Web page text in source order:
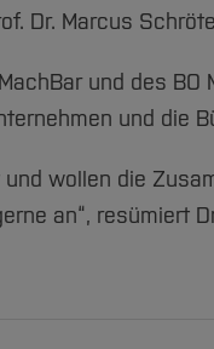
Dr. Marcus
und des BO
und die
wollen die
an“, resümiert